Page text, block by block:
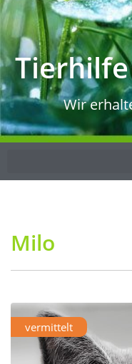
Wir
Milo
vermittelt